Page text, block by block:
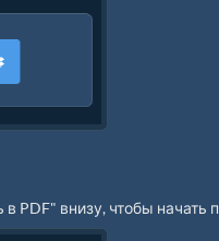
PDF" внизу, чтобы начать